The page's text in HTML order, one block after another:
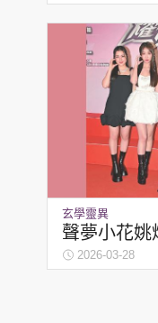
玄學靈異
聲夢小花姚
玲2026-03-28